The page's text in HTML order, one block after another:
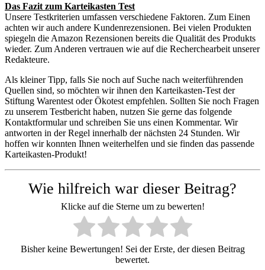
Das Fazit zum Karteikasten Test
Unsere Testkriterien umfassen verschiedene Faktoren. Zum Einen
achten wir auch andere Kundenrezensionen. Bei vielen Produkten
spiegeln die Amazon Rezensionen bereits die Qualität des Produkts
wieder. Zum Anderen vertrauen wie auf die Recherchearbeit unserer
Redakteure.
Als kleiner Tipp, falls Sie noch auf Suche nach weiterführenden
Quellen sind, so möchten wir ihnen den Karteikasten-Test der
Stiftung Warentest oder Ökotest empfehlen. Sollten Sie noch Fragen
zu unserem Testbericht haben, nutzen Sie gerne das folgende
Kontaktformular und schreiben Sie uns einen Kommentar. Wir
antworten in der Regel innerhalb der nächsten 24 Stunden. Wir
hoffen wir konnten Ihnen weiterhelfen und sie finden das passende
Karteikasten-Produkt!
Wie hilfreich war dieser Beitrag?
Klicke auf die Sterne um zu bewerten!
Bisher keine Bewertungen! Sei der Erste, der diesen Beitrag
bewertet.